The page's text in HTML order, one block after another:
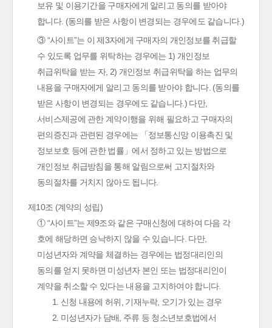
보유 및 이용기간을 구매자에게 알리고 동의를 받아야
합니다. (동의를 받은 사항이 변경되는 경우에도 같습니다.)
③ “사이트”는 이 제3자에게 구매자의 개인정보를 취급할
수 있도록 업무를 위탁하는 경우에는 1) 개인정보
취급위탁을 받는 자, 2) 개인정보 취급위탁을 하는 업무의
내용을 구매자에게 알리고 동의를 받아야 합니다. (동의를
받은 사항이 변경되는 경우에도 같습니다.) 다만,
서비스제공에 관한 계약이행을 위해 필요하고 구매자의
편의증진과 관련된 경우에는 「정보통신망 이용촉진 및
정보보호 등에 관한 법률」에서 정하고 있는 방법으로
개인정보 취급방침을 통해 알림으로써 고지절차와
동의절차를 거치지 않아도 됩니다.
제10조 (계약의 성립)
① “사이트”는 제9조와 같은 구매신청에 대하여 다음 각
호에 해당하면 승낙하지 않을 수 있습니다. 다만,
미성년자와 계약을 체결하는 경우에는 법정대리인의
동의를 얻지 못하면 미성년자 본인 또는 법정대리인이
계약을 취소할 수 있다는 내용을 고지하여야 합니다.
1. 신청 내용에 허위, 기재누락, 오기가 있는 경우
2. 미성년자가 담배, 주류 등 청소년보호법에서